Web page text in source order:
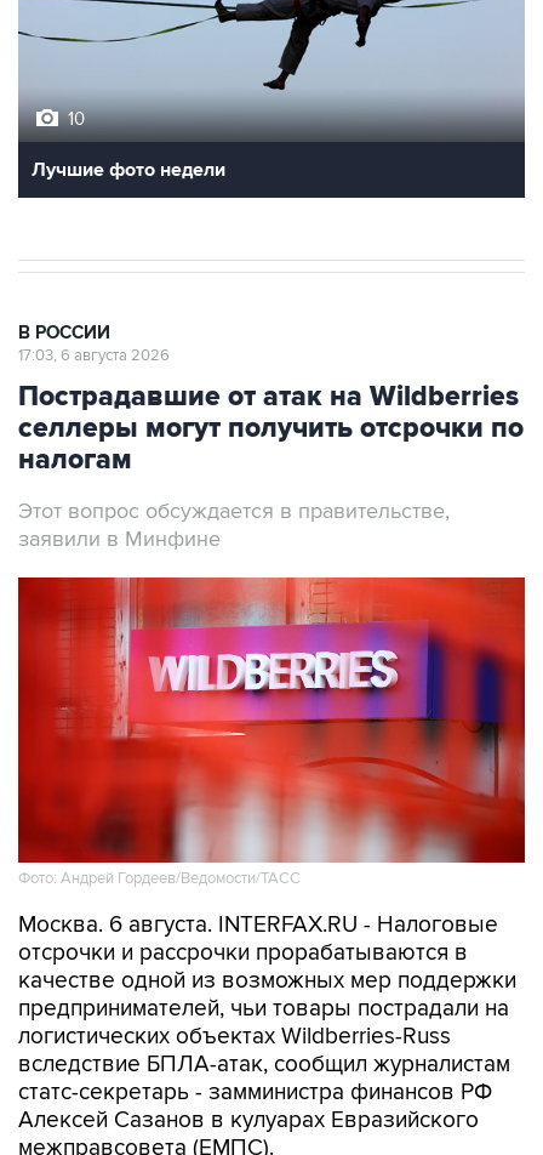
10
Лучшие фото недели
В РОССИИ
17:03, 6 августа 2026
Пострадавшие от атак на Wildberries
селлеры могут получить отсрочки по
налогам
Этот вопрос обсуждается в правительстве,
заявили в Минфине
Фото: Андрей Гордеев/Ведомости/ТАСС
Москва. 6 августа. INTERFAX.RU - Налоговые
отсрочки и рассрочки прорабатываются в
качестве одной из возможных мер поддержки
предпринимателей, чьи товары пострадали на
логистических объектах Wildberries-Russ
вследствие БПЛА-атак, сообщил журналистам
статс-секретарь - замминистра финансов РФ
Алексей Сазанов в кулуарах Евразийского
межправсовета (ЕМПС).